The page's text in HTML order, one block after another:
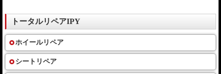
トータルリペアIPY
ホイールリペア
シートリペア